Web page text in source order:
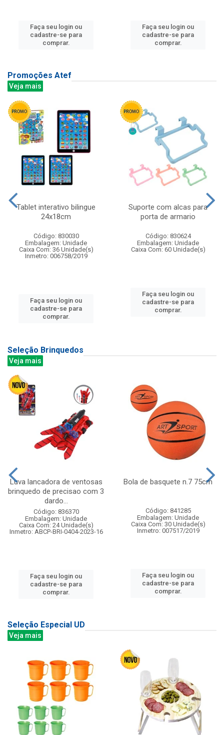
Faça seu login ou
cadastre-se para
comprar.
Faça seu login ou
cadastre-se para
comprar.
Promoções Atef
Veja mais
Tablet interativo bilingue
24x18cm
Código: 830030
Embalagem: Unidade
Caixa Com: 36 Unidade(s)
Inmetro: 006758/2019
Faça seu login ou
cadastre-se para
comprar.
Suporte com alcas para
porta de armario
Código: 830624
Embalagem: Unidade
Caixa Com: 60 Unidade(s)
Faça seu login ou
cadastre-se para
comprar.
Seleção Brinquedos
Veja mais
Luva lancadora de ventosas
brinquedo de precisao com 3
dardo...
Código: 836370
Embalagem: Unidade
Caixa Com: 24 Unidade(s)
Inmetro: ABCP-BRI-0404-2023-16
Faça seu login ou
cadastre-se para
comprar.
Bola de basquete n.7 75cm
Código: 841285
Embalagem: Unidade
Caixa Com: 30 Unidade(s)
Inmetro: 007517/2019
Faça seu login ou
cadastre-se para
comprar.
Seleção Especial UD
Veja mais